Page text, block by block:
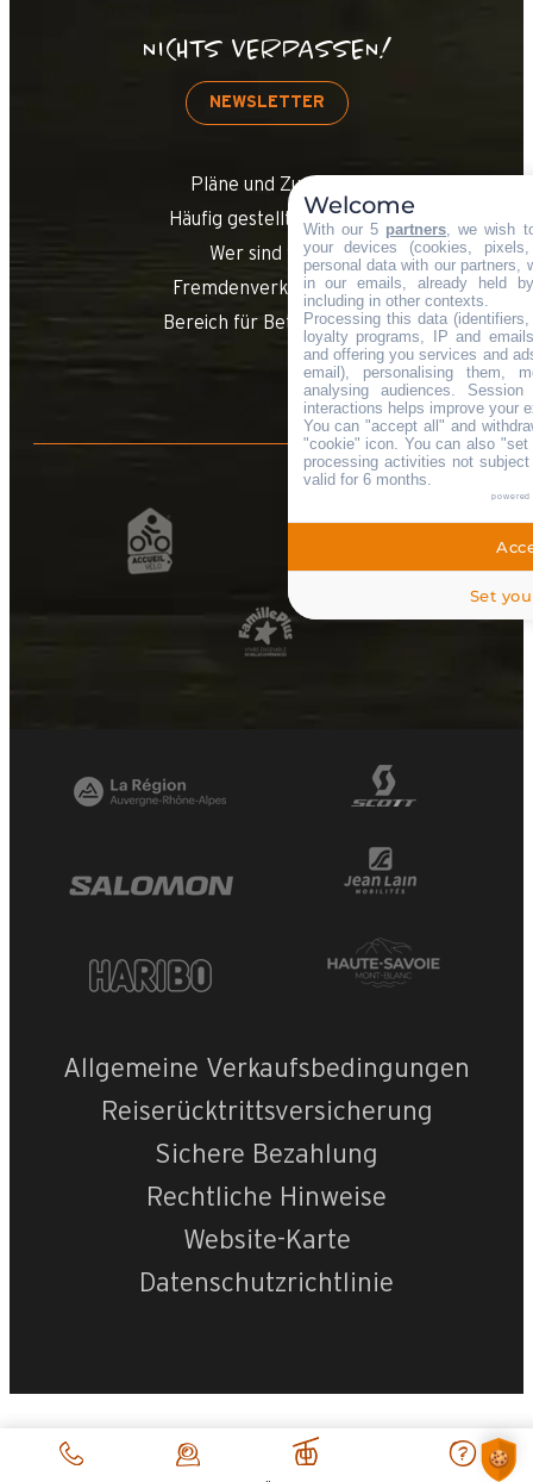
NICHTS VERPASSEN!
NEWSLETTER
Pläne und Zugang
Häufig gestellte Fragen
Wer sind wir?
Fremdenverkehrsamt
Bereich für Betriebsräte
Allgemeine Verkaufsbedingungen
Reiserücktrittsversicherung
Sichere Bezahlung
Rechtliche Hinweise
Website-Karte
Datenschutzrichtlinie
Welcome
With our 5 partners , we wish
your devices (cookies,
personal data with our partners,
in our emails, already held
including in other contexts.
Processing this data
loyalty programs, IP and
and offering you services and
email), personalising them,
analysing audiences.
interactions helps improve your
You can "accept all" and
"cookie" icon . You can also
processing activities not
valid for 6 months.
powered
Set